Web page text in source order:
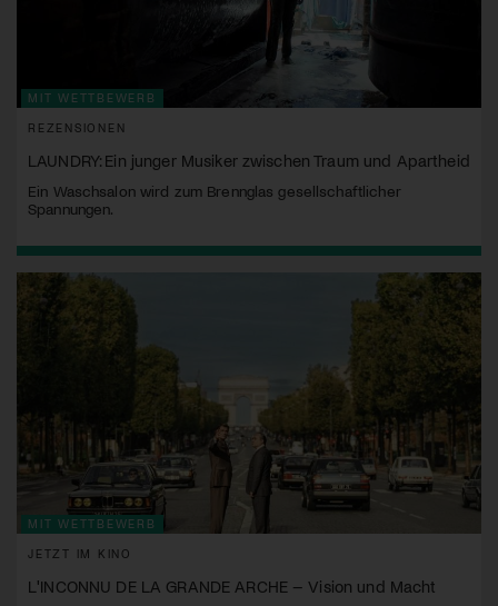
MIT WETTBEWERB
REZENSIONEN
LAUNDRY: Ein junger Musiker zwischen Traum und Apartheid
Ein Waschsalon wird zum Brennglas gesellschaftlicher
Spannungen.
MIT WETTBEWERB
JETZT IM KINO
L'INCONNU DE LA GRANDE ARCHE – Vision und Macht